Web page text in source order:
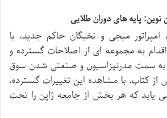
پایه های دوران طلایی
امپراتور میجی و نخبگان حاکم جدید، با
به مجموعه ای از اصلاحات گسترده و
به سمت مدرنیزاسیون و صنعتی شدن سوق
کتاب، با مشاهده این تغییرات گسترده،
می یابد که هر بخش از جامعه ژاپن را تحت